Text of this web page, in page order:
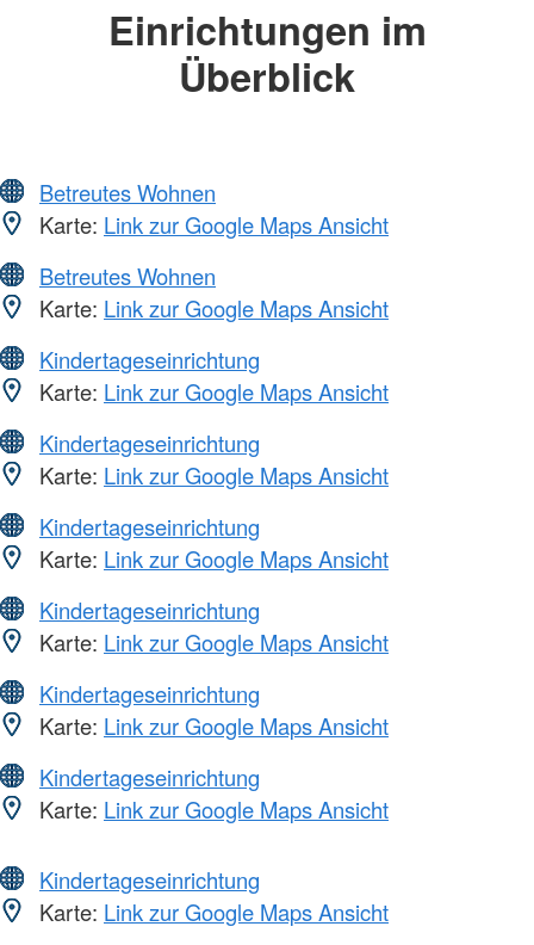
Einrichtungen im
Überblick
Betreutes Wohnen
Karte: Link zur Google Maps Ansicht
Betreutes Wohnen
Karte: Link zur Google Maps Ansicht
Kindertageseinrichtung
Karte: Link zur Google Maps Ansicht
Kindertageseinrichtung
Karte: Link zur Google Maps Ansicht
Kindertageseinrichtung
Karte: Link zur Google Maps Ansicht
Kindertageseinrichtung
Karte: Link zur Google Maps Ansicht
Kindertageseinrichtung
Karte: Link zur Google Maps Ansicht
Kindertageseinrichtung
Karte: Link zur Google Maps Ansicht
Kindertageseinrichtung
Karte: Link zur Google Maps Ansicht